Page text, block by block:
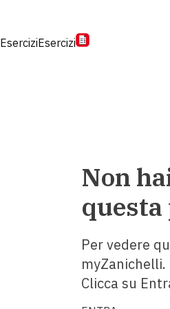
EserciziEsercizi
Non
questa
Per vedere
myZanichelli.
Clicca su